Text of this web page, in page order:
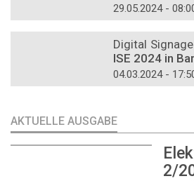
29.05.2024 -
Digital
ISE 2024 in
04.03.2024 -
AKTUELLE AUSGABE
2/